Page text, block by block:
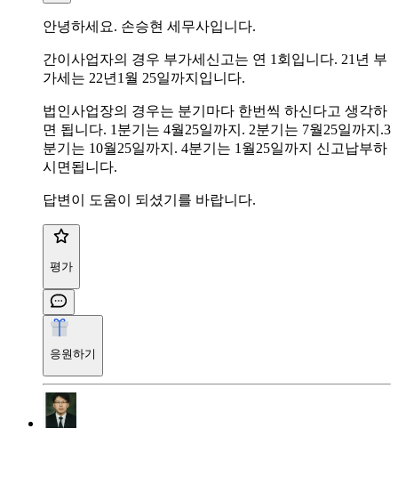
안녕하세요. 손승현 세무사입니다.
간이사업자의 경우 부가세신고는 연 1회입니다. 21년 부
가세는 22년1월 25일까지입니다.
법인사업장의 경우는 분기마다 한번씩 하신다고 생각하
면 됩니다. 1분기는 4월25일까지. 2분기는 7월25일까지.3
분기는 10월25일까지. 4분기는 1월25일까지 신고납부하
시면됩니다.
답변이 도움이 되셨기를 바랍니다.
평가
응원하기